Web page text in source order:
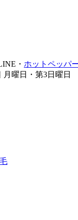
・ ホットペッパ
曜日・第3日曜日